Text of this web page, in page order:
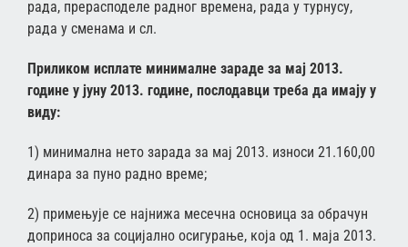
рада, прерасподеле радног времена, рада у турнусу,
рада у сменама и сл.
Приликом исплате минималне зараде за мај 2013.
године у јуну 2013. године, послодавци треба да имају у
виду:
1) минимална нето зарада за мај 2013. износи 21.160,00
динара за пуно радно време;
2) примењује се најнижа месечна основица за обрачун
доприноса за социјално осигурање, која од 1. маја 2013.